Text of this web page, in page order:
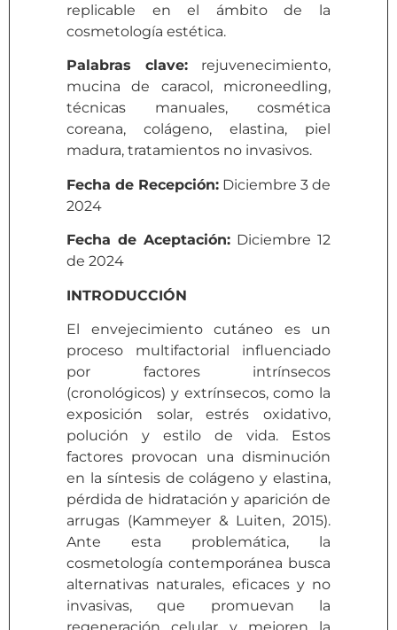
replicable en el ámbito de la
cosmetología estética.
Palabras clave: rejuvenecimiento,
mucina de caracol, microneedling,
técnicas manuales, cosmética
coreana, colágeno, elastina, piel
madura, tratamientos no invasivos.
Fecha de Recepción: Diciembre 3 de
2024
Fecha de Aceptación: Diciembre 12
de 2024
INTRODUCCIÓN
El envejecimiento cutáneo es un
proceso multifactorial influenciado
por factores intrínsecos
(cronológicos) y extrínsecos, como la
exposición solar, estrés oxidativo,
polución y estilo de vida. Estos
factores provocan una disminución
en la síntesis de colágeno y elastina,
pérdida de hidratación y aparición de
arrugas (Kammeyer & Luiten, 2015).
Ante esta problemática, la
cosmetología contemporánea busca
alternativas naturales, eficaces y no
invasivas, que promuevan la